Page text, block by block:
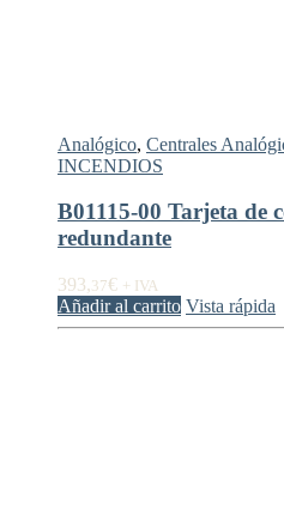
Analógico, Centrales
INCENDIOS
B01115-00 Tarjeta de
redundante
393,37€ + IVA
Añadir al carrito Vista rápida